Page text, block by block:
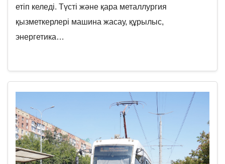
етіп келеді. Түсті және қара металлургия
қызметкерлері машина жасау, құрылыс,
энергетика…